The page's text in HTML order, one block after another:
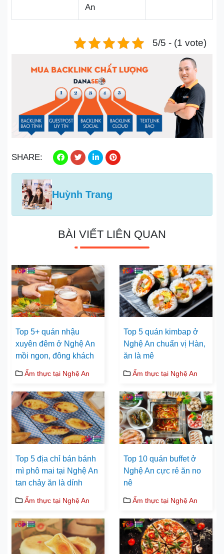
An
5/5 - (1 vote)
SHARE:
Huỳnh Trang
BÀI VIẾT LIÊN QUAN
Top 5+ quán nhậu
xuyên đêm ở Nghệ An
mồi ngon, đông khách
Ẩm thực tại Nghệ An
Top 5 quán kimbap ở
Nghệ An chuẩn vị Hàn,
ăn là mê
Ẩm thực tại Nghệ An
Top 5 địa chỉ bán bánh
mì phô mai tại Nghệ An
tan chảy ăn là dính
Ẩm thực tại Nghệ An
Top 10 quán buffet ở
Nghệ An cực rẻ ăn no
nê
Ẩm thực tại Nghệ An